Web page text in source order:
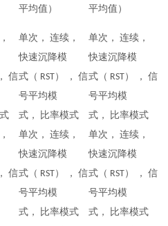
平均值）
平均值）
信
信
单次， 连续，
快速沉降模
式（ RST） ， 信
号平均模
式， 比率模式
单次， 连续，
快速沉降模
式（ RST） ， 信
号平均模
式， 比率模式
单次， 连续，
快速沉降模
式（ RST） ， 信
号平均模
式， 比率模式
单次， 连续，
快速沉降模
式（ RST） ， 信
号平均模
式， 比率模式